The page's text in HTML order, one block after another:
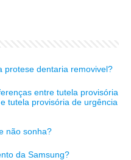
protese dentaria removivel?
entre tutela provisória
tutela provisória de urgência
não sonha?
da Samsung?